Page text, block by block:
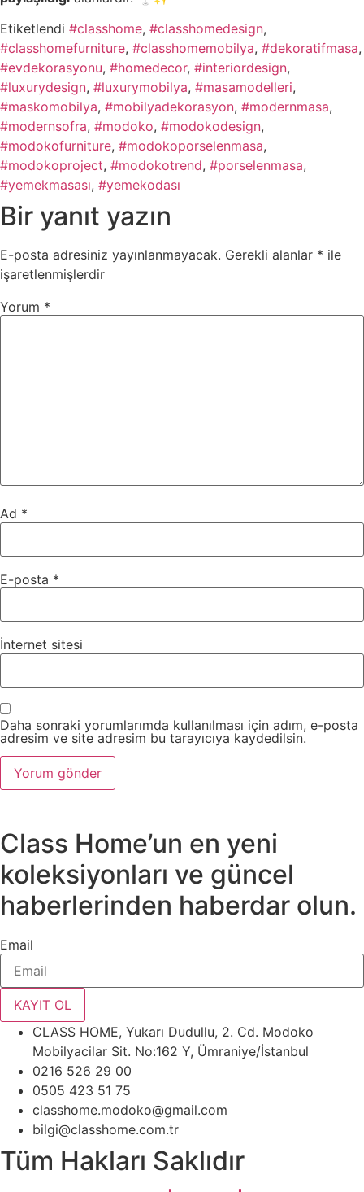
Etiketlendi #classhome, #classhomedesign,
#classhomefurniture, #classhomemobilya, #dekoratifmasa,
#evdekorasyonu, #homedecor, #interiordesign,
#luxurydesign, #luxurymobilya, #masamodelleri,
#maskomobilya, #mobilyadekorasyon, #modernmasa,
#modernsofra, #modoko, #modokodesign,
#modokofurniture, #modokoporselenmasa,
#modokoproject, #modokotrend, #porselenmasa,
#yemekmasası, #yemekodası
Bir yanıt yazın
E-posta adresiniz yayınlanmayacak. Gerekli alanlar * ile
işaretlenmişlerdir
Yorum *
Ad *
E-posta *
İnternet sitesi
Daha sonraki yorumlarımda kullanılması için adım, e-posta
adresim ve site adresim bu tarayıcıya kaydedilsin.
Class Home’un en yeni
koleksiyonları ve güncel
haberlerinden haberdar olun.
Email
KAYIT OL
CLASS HOME, Yukarı Dudullu, 2. Cd. Modoko
Mobilyacilar Sit. No:162 Y, Ümraniye/İstanbul
0216 526 29 00
0505 423 51 75
classhome.modoko@gmail.com
bilgi@classhome.com.tr
Tüm Hakları Saklıdır